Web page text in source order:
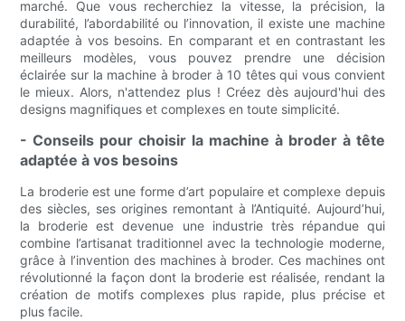
marché. Que vous recherchiez la vitesse, la précision, la
durabilité, l’abordabilité ou l’innovation, il existe une machine
adaptée à vos besoins. En comparant et en contrastant les
meilleurs modèles, vous pouvez prendre une décision
éclairée sur la machine à broder à 10 têtes qui vous convient
le mieux. Alors, n'attendez plus ! Créez dès aujourd'hui des
designs magnifiques et complexes en toute simplicité.
- Conseils pour choisir la machine à broder à tête
adaptée à vos besoins
La broderie est une forme d’art populaire et complexe depuis
des siècles, ses origines remontant à l’Antiquité. Aujourd’hui,
la broderie est devenue une industrie très répandue qui
combine l’artisanat traditionnel avec la technologie moderne,
grâce à l’invention des machines à broder. Ces machines ont
révolutionné la façon dont la broderie est réalisée, rendant la
création de motifs complexes plus rapide, plus précise et
plus facile.